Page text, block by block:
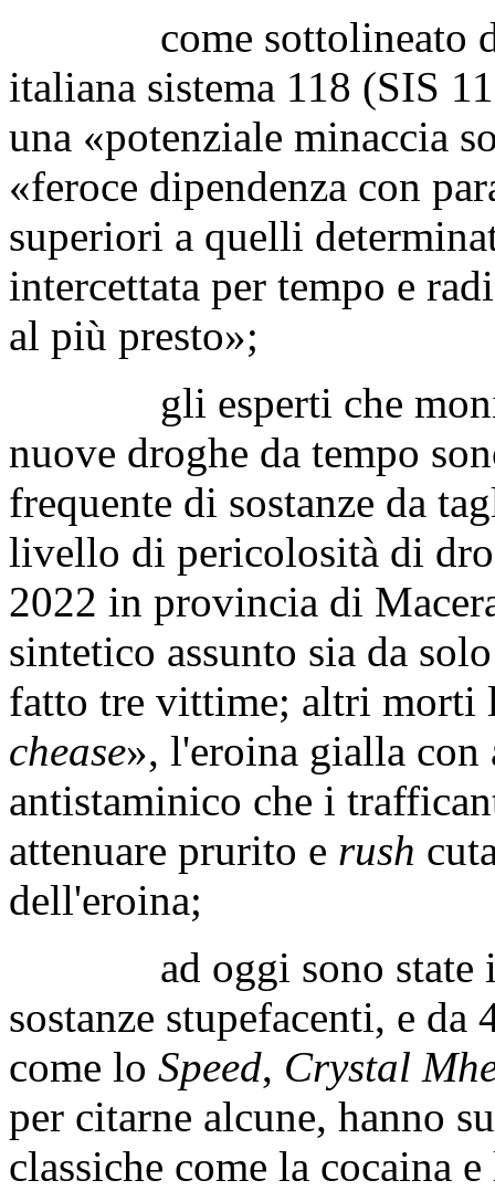
come sottolineato dal
italiana sistema 118 (SIS
una «potenziale minaccia
«feroce dipendenza con
superiori a quelli
intercettata per tempo e
al più presto»;
gli esperti che
nuove droghe da tempo
frequente di sostanze da
livello di pericolosità di
2022 in provincia di
sintetico assunto sia da
fatto tre vittime; altri morti
chease», l'eroina gialla
antistaminico che i
attenuare prurito e rush
dell'eroina;
ad oggi sono state
sostanze stupefacenti, e
come lo Speed, Crystal
per citarne alcune, hanno
classiche come la cocaina